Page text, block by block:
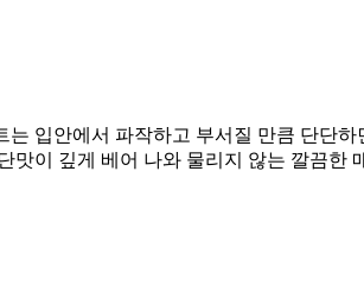
입안에서 파작하고 부서질 만큼 단단
이 깊게 베어 나와 물리지 않는 깔끔